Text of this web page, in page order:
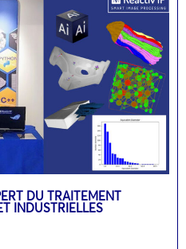
DU TRAITEMENT
INDUSTRIELLES